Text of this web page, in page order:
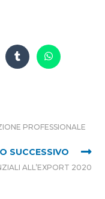
PROFESSIONALE
SUCCESSIVO
ALL’EXPORT 2020